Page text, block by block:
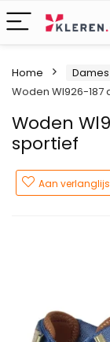
Home Dames
Woden Wl926-
Woden
sportief
Aan